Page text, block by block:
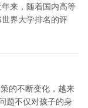
来，随着国内高等
界大学排名的评
的不断变化，越来
题不仅对孩子的身